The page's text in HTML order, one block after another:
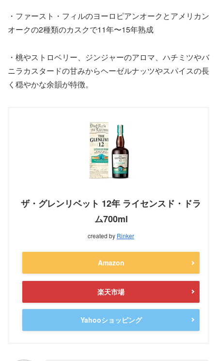
・ファースト・フィルのヨーロピアンオークとアメリカン
オークの2種類のカスクで11年〜15年熟成
・桃やストロベリー、ジンジャーのアロマ、ハチミツやバ
ニラカスタードの甘みからヘーゼルナッツやスパイスの長
く穏やかな余韻が特徴。
ザ・グレンリベット 12年 ライセンスド・ドラ
ム700ml
created by Rinker
Amazon
楽天市場
Yahooショッピング